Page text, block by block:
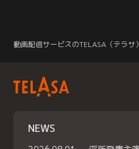
動画配信サービスのTELASA（テラサ）
NEWS